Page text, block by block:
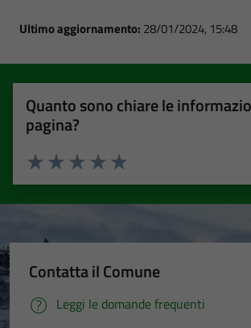
Ultimo aggiornamento: 28/01/2024, 15:48
Quanto sono chiare le
pagina?
Valuta 5 stelle su 5
Valuta 4 stelle su 5
Valuta 3 stelle su 5
Valuta 2 stelle su 5
Valuta 1 stelle su 5
Contatta il Comune
Leggi le domande frequenti